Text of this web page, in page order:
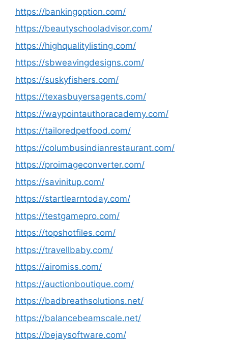
https://bankingoption.com/
https://beautyschooladvisor.com/
https://highqualitylisting.com/
https://sbweavingdesigns.com/
https://suskyfishers.com/
https://texasbuyersagents.com/
https://waypointauthoracademy.com/
https://tailoredpetfood.com/
https://columbusindianrestaurant.com/
https://proimageconverter.com/
https://savinitup.com/
https://startlearntoday.com/
https://testgamepro.com/
https://topshotfiles.com/
https://travellbaby.com/
https://airomiss.com/
https://auctionboutique.com/
https://badbreathsolutions.net/
https://balancebeamscale.net/
https://bejaysoftware.com/